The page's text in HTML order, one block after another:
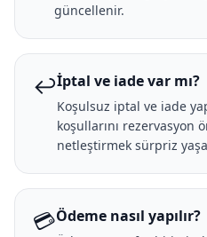
güncellenir.
↩️İptal ve iade var mı?
Koşulsuz iptal ve iade
koşullarını rezervasyon
netleştirmek sürpriz
💳Ödeme nasıl yapılır?